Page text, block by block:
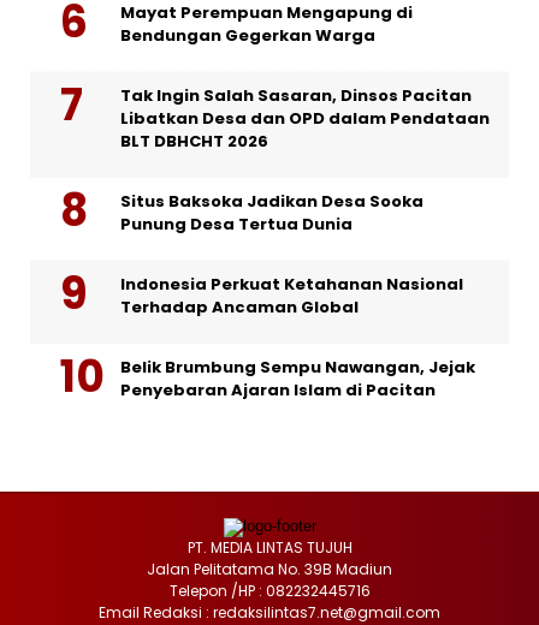
Mayat Perempuan Mengapung di
Bendungan Gegerkan Warga
Tak Ingin Salah Sasaran, Dinsos Pacitan
Libatkan Desa dan OPD dalam Pendataan
BLT DBHCHT 2026
Situs Baksoka Jadikan Desa Sooka
Punung Desa Tertua Dunia
Indonesia Perkuat Ketahanan Nasional
Terhadap Ancaman Global
Belik Brumbung Sempu Nawangan, Jejak
Penyebaran Ajaran Islam di Pacitan
PT. MEDIA LINTAS TUJUH
Jalan Pelitatama No. 39B Madiun
Telepon /HP : 082232445716
Email Redaksi : redaksilintas7.net@gmail.com